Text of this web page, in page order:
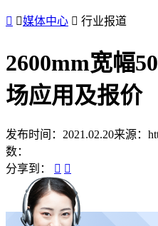
媒体中心 行业报道
2600mm宽幅
场应用及报价
发布时间：2021.02.20来源：
数：
分享到：